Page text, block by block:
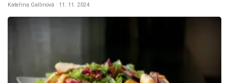
Kateřina Gallinová · 11. 11. 2024